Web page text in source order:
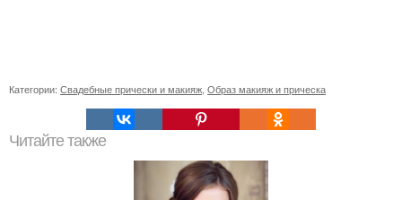
Категории: Свадебные прически и макияж Образ макияж и прическа
Читайте также